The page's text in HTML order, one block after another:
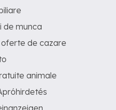
de munca
oferte de cazare
animale